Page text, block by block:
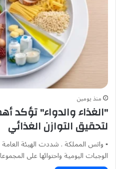
منذ يومين
"الغذاء والدواء" تؤكد
لتحقيق التوازن الغذائي
▪︎ واتس المملكة . شددت الهيئة العامة
الوجبات اليومية واحتوائها على